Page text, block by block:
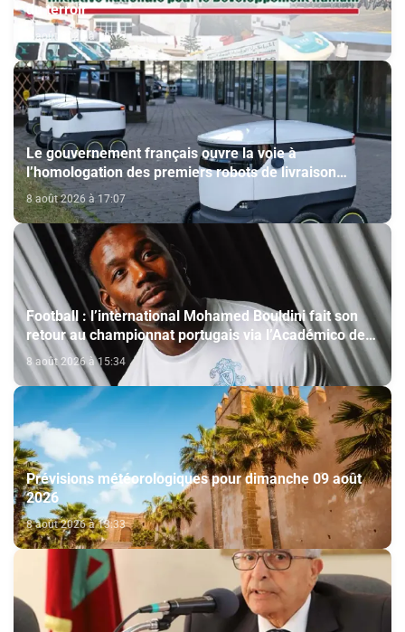
du terroir
8 août 2026 à 18:15
Le gouvernement français ouvre la voie à
l’homologation des premiers robots de livraison
autonome
8 août 2026 à 17:07
Football : l’international Mohamed Bouldini fait son
retour au championnat portugais via l’Académico de
Viseu
8 août 2026 à 15:34
Prévisions météorologiques pour dimanche 09 août
2026
8 août 2026 à 13:33